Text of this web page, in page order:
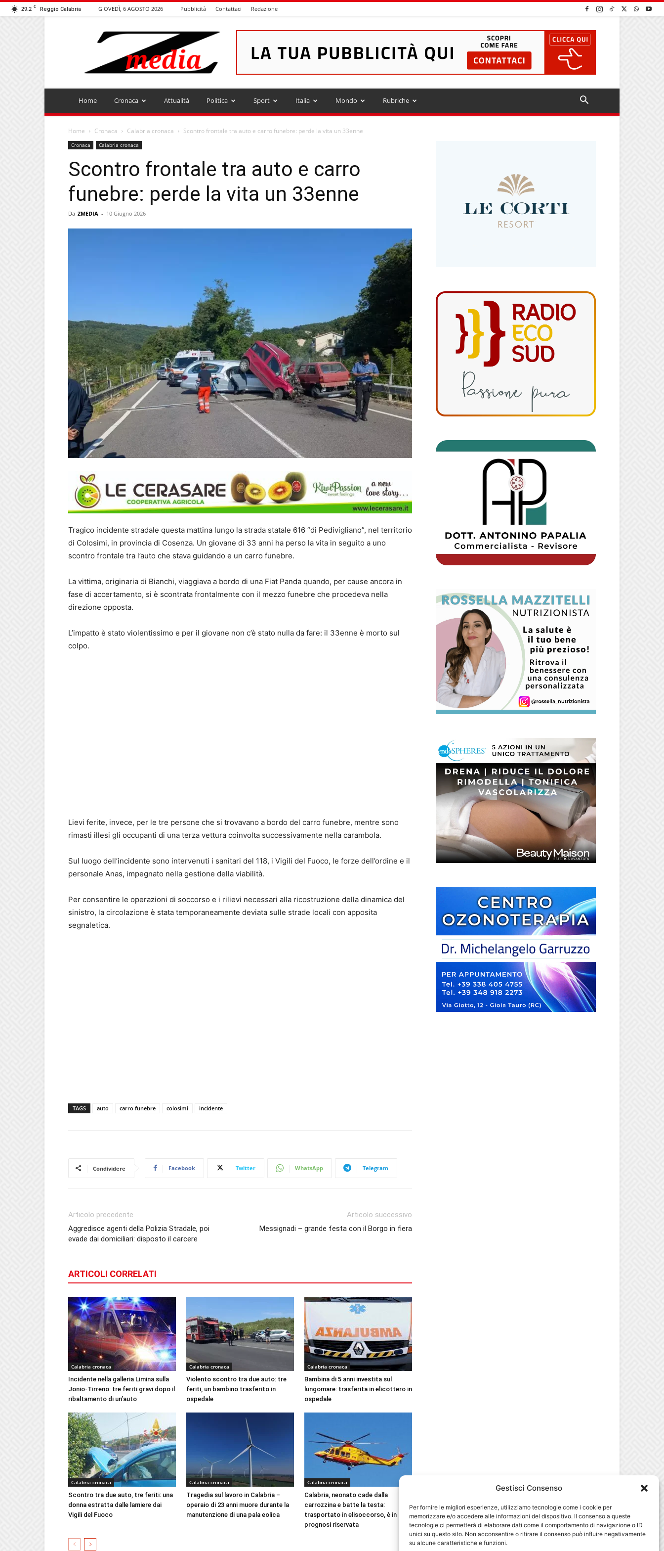
Gestisci Consenso
Per fornire le migliori esperienze, utilizziamo tecnologie come i cookie per
memorizzare e/o accedere alle informazioni del dispositivo. Il consenso a queste
tecnologie ci permetterà di elaborare dati come il comportamento di navigazione o ID
unici su questo sito. Non acconsentire o ritirare il consenso può influire negativamente
su alcune caratteristiche e funzioni.
29.2 C Reggio Calabria GIOVEDÌ, 6 AGOSTO 2026 Pubblicità Contattaci Redazione
ZMEDIA
Home Cronaca Attualità Politica Sport Italia Mondo Rubriche
Home Cronaca Calabria cronaca Scontro frontale tra auto e carro funebre: perde la vita un 33enne
Cronaca Calabria cronaca
Scontro frontale tra auto e carro
funebre: perde la vita un 33enne
Da ZMEDIA - 10 Giugno 2026
Tragico incidente stradale questa mattina lungo la strada statale 616 “di Pedivigliano”, nel territorio
di Colosimi, in provincia di Cosenza. Un giovane di 33 anni ha perso la vita in seguito a uno
scontro frontale tra l’auto che stava guidando e un carro funebre.
La vittima, originaria di Bianchi, viaggiava a bordo di una Fiat Panda quando, per cause ancora in
fase di accertamento, si è scontrata frontalmente con il mezzo funebre che procedeva nella
direzione opposta.
L’impatto è stato violentissimo e per il giovane non c’è stato nulla da fare: il 33enne è morto sul
colpo.
Lievi ferite, invece, per le tre persone che si trovavano a bordo del carro funebre, mentre sono
rimasti illesi gli occupanti di una terza vettura coinvolta successivamente nella carambola.
Sul luogo dell’incidente sono intervenuti i sanitari del 118, i Vigili del Fuoco, le forze dell’ordine e il
personale Anas, impegnato nella gestione della viabilità.
Per consentire le operazioni di soccorso e i rilievi necessari alla ricostruzione della dinamica del
sinistro, la circolazione è stata temporaneamente deviata sulle strade locali con apposita
segnaletica.
TAGS auto carro funebre colosimi incidente
Condividere Facebook Twitter WhatsApp Telegram
Articolo precedente
Aggredisce agenti della Polizia Stradale, poi
evade dai domiciliari: disposto il carcere
Articolo successivo
Messignadi – grande festa con il Borgo in fiera
ARTICOLI CORRELATI
Calabria cronaca
Incidente nella galleria Limina sulla
Jonio-Tirreno: tre feriti gravi dopo il
ribaltamento di un’auto
Calabria cronaca
Violento scontro tra due auto: tre
feriti, un bambino trasferito in
ospedale
Calabria cronaca
Bambina di 5 anni investita sul
lungomare: trasferita in elicottero in
ospedale
Calabria cronaca
Scontro tra due auto, tre feriti: una
donna estratta dalle lamiere dai
Vigili del Fuoco
Calabria cronaca
Tragedia sul lavoro in Calabria –
operaio di 23 anni muore durante la
manutenzione di una pala eolica
Calabria cronaca
Calabria, neonato cade dalla
carrozzina e batte la testa:
trasportato in elisoccorso, è in
prognosi riservata